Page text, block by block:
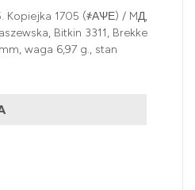
Kopiejka 1705 (҂АѰЕ) / MД,
Bitkin 3311, Brekke
waga 6,97 g., stan